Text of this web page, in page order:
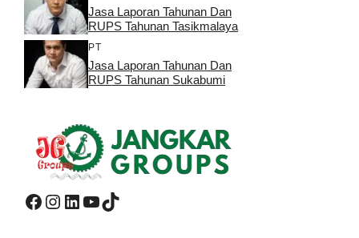
Jasa Laporan Tahunan Dan
RUPS Tahunan Tasikmalaya
PT
Jasa Laporan Tahunan Dan
RUPS Tahunan Sukabumi
Facebook
Instagram
LinkedIn
YouTube
TikTok